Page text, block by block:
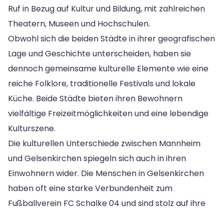
Ruf in Bezug auf Kultur und Bildung, mit zahlreichen
Theatern, Museen und Hochschulen.
Obwohl sich die beiden Städte in ihrer geografischen
Lage und Geschichte unterscheiden, haben sie
dennoch gemeinsame kulturelle Elemente wie eine
reiche Folklore, traditionelle Festivals und lokale
Küche. Beide Städte bieten ihren Bewohnern
vielfältige Freizeitmöglichkeiten und eine lebendige
Kulturszene.
Die kulturellen Unterschiede zwischen Mannheim
und Gelsenkirchen spiegeln sich auch in ihren
Einwohnern wider. Die Menschen in Gelsenkirchen
haben oft eine starke Verbundenheit zum
Fußballverein FC Schalke 04 und sind stolz auf ihre